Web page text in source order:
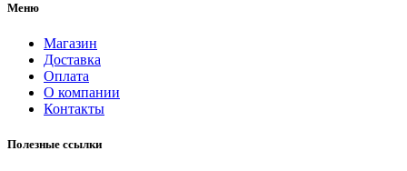
Меню
Магазин
Доставка
Оплата
О компании
Контакты
Полезные ссылки